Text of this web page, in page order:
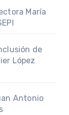
María
de
López
Antonio